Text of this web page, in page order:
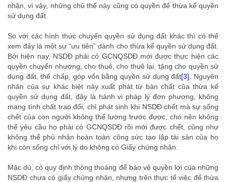
nhận, vì vậy, những chủ thể này cũng có quyền để thừa kế quyền
sử dụng đất.
So với các hình thức chuyển quyền sử dụng đất khác thì có thể
xem đây là một sự “ưu tiên” dành cho thừa kế quyền sử dụng đất.
Bởi hiện nay, NSDĐ phải có GCNQSDĐ mới được thực hiện các
quyền chuyển nhượng, cho thuê, cho thuê lại, tặng cho quyền sử
dụng đất, thế chấp, góp vốn bằng quyền sử dụng đất[3] . Nguyên
nhân của sự khác biệt này xuất phát từ bản chất của thừa kế
quyền sử dụng đất, đây là hành vi pháp lý đơn phương, không
mang tính chất trao đổi, chỉ phát sinh khi NSDĐ chết mà sự sống
chết của con người không thể lường trước được, cho nên không
thể yêu cầu họ phải có GCNQSDĐ rồi mới được chết, cũng như
không thể phủ nhận hoàn toàn công sức tạo lập tài sản của họ
khi còn sống chỉ với lý do không có Giấy chứng nhận.
Mặc dù, có quy định thông thoáng để bảo vệ quyền lợi của những
NSDĐ chưa có giấy chứng nhận, nhưng trên thực tế việc để thừa